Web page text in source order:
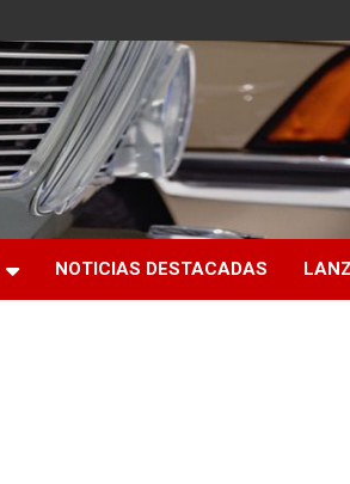
NOTICIAS DESTACADAS